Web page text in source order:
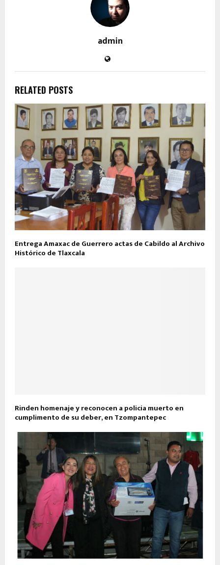
admin
RELATED POSTS
Entrega Amaxac de Guerrero actas de Cabildo al Archivo
Histórico de Tlaxcala
Rinden homenaje y reconocen a policia muerto en
cumplimento de su deber, en Tzompantepec